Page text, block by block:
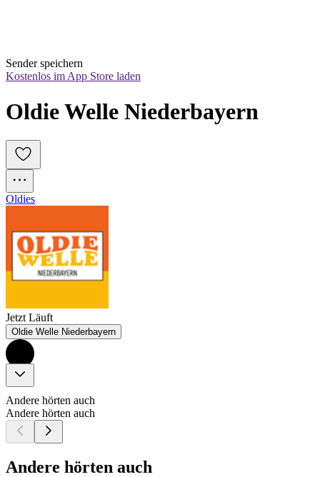
Sender speichern
Kostenlos im App Store laden
Oldie Welle Niederbayern
Oldies
Jetzt Läuft
Oldie Welle Niederbayern
Andere hörten auch
Andere hörten auch
Andere hörten auch